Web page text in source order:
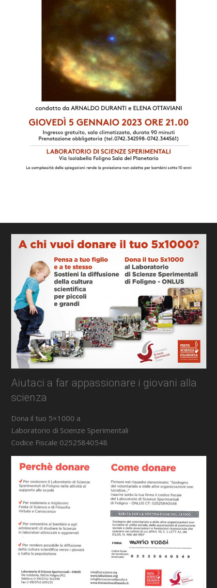
Aiutaci a far appassionare i giovani alla
scienza
Dona il tuo 5×1000 a
Laboratorio di Scienze Sperimentali
Codice Fiscale 02525840548